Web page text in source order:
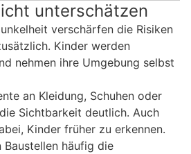
unterschätzen
verschärfen die Risiken
Kinder werden
nehmen ihre Umgebung selbst
an Kleidung, Schuhen oder
Sichtbarkeit deutlich. Auch
Kinder früher zu erkennen.
häufig die